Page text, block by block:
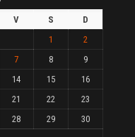
V S
D
1
2
7 8
9
14 15
16
21 22
23
28 29
30